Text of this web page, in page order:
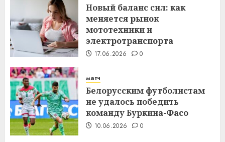
Новый баланс сил: как
меняется рынок
мототехники и
электротранспорта
17.06.2026 0
матч
Белорусским футболистам
не удалось победить
команду Буркина-Фасо
10.06.2026 0